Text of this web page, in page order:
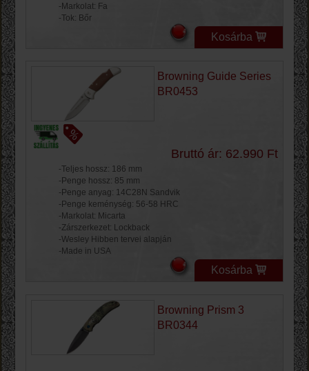
-Markolat: Fa
-Tok: Bőr
Kosárba
Browning Guide Series
BR0453
Bruttó ár: 62.990 Ft
-Teljes hossz: 186 mm
-Penge hossz: 85 mm
-Penge anyag: 14C28N Sandvik
-Penge keménység: 56-58 HRC
-Markolat: Micarta
-Zárszerkezet: Lockback
-Wesley Hibben tervei alapján
-Made in USA
Kosárba
Browning Prism 3
BR0344